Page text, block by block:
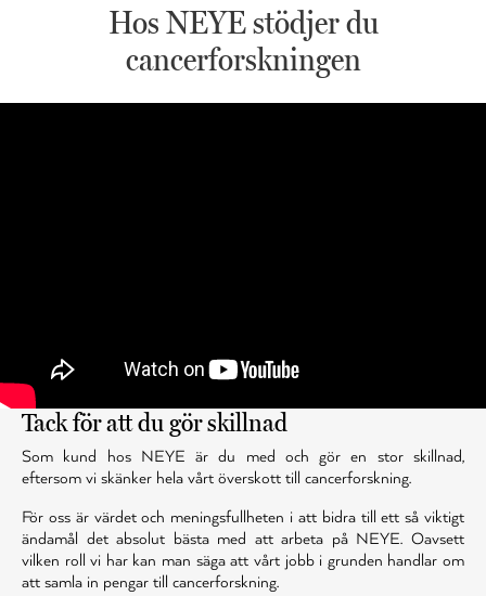
Hos NEYE stödjer du
cancerforskningen
Tack för att du gör skillnad
Som kund hos NEYE är du med och gör en stor skillnad,
eftersom vi skänker hela vårt överskott till cancerforskning.
För oss är värdet och meningsfullheten i att bidra till ett så viktigt
ändamål det absolut bästa med att arbeta på NEYE. Oavsett
vilken roll vi har kan man säga att vårt jobb i grunden handlar om
att samla in pengar till cancerforskning.